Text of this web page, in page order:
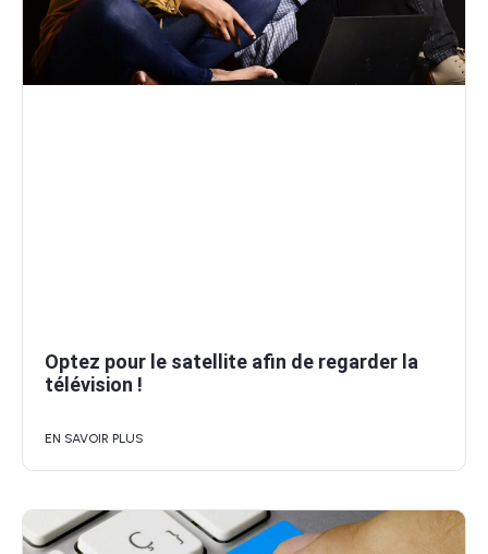
Optez pour le satellite afin de regarder la
télévision !
EN SAVOIR PLUS